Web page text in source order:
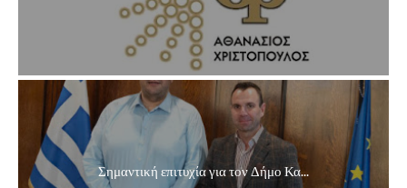
Σημαντική επιτυχία για τον Δήμο Κα...